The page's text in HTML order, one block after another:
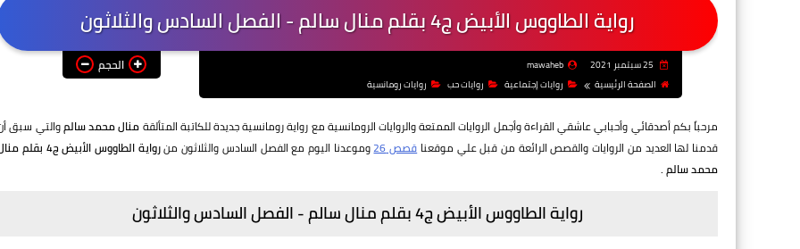
رواية الطاووس الأبيض ج4 بقلم منال سالم - الفصل السادس والثلاثون
mawaheb
الصفحة الرئيسية
روايات إجتماعية روايات حب روايات رومانسية
الحجم
مرحباً بكم أصدقائي وأحبابي عاشقي القراءة وأجمل الروايات الممتعة والروايات الرومانسية مع رواية رومانسية جديدة للكاتبة المتألقةمنال محمد سالموالتي سبق
قدمنا لها العديد من الروايات والقصص الرائعة من قبل علي موقعناقصص 26 وموعدنا اليوم مع الفصل السادس والثلاثون من
رواية الطاووس الأبيض ج4 بقلم
محمد سالم.
رواية الطاووس الأبيض ج4 بقلم منال سالم - الفصل السادس والثلاثون